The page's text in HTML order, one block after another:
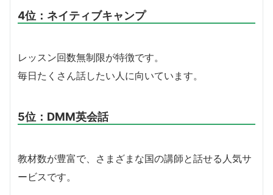
4位：ネイティブキャンプ
レッスン回数無制限が特徴です。
毎日たくさん話したい人に向いています。
5位：DMM英会話
教材数が豊富で、さまざまな国の講師と話せる人気サ
ービスです。